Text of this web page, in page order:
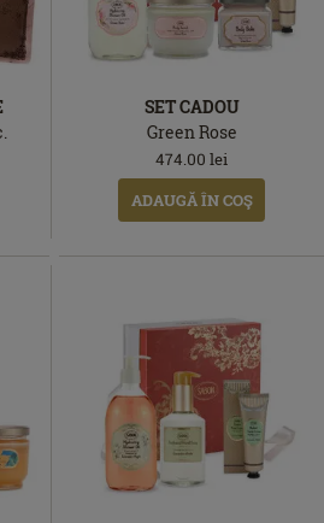
SET CADOU
Green Rose
474.00 lei
ADAUGĂ ÎN COŞ